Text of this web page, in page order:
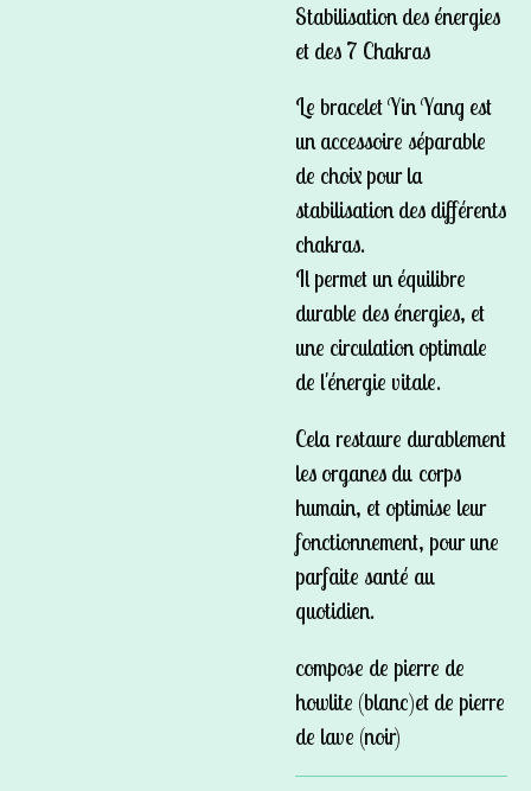
Stabilisation des énergies
et des 7 Chakras
Le bracelet Yin Yang est
un accessoire séparable
de choix pour la
stabilisation des différents
chakras.
Il permet un équilibre
durable des énergies, et
une circulation optimale
de l'énergie vitale.
Cela restaure durablement
les organes du corps
humain, et optimise leur
fonctionnement, pour une
parfaite santé au
quotidien.
compose de pierre de
howlite (blanc)et de pierre
de lave (noir)